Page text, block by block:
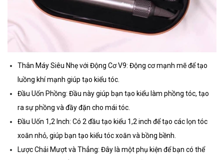
Thân Máy Siêu Nhẹ với Động Cơ V9: Động cơ mạnh mẽ để tạo
luồng khí mạnh giúp tạo kiểu tóc.
Đầu Uốn Phồng: Đầu này giúp bạn tạo kiểu làm phồng tóc, tạo
ra sự phồng và đầy đặn cho mái tóc.
Đầu Uốn 1,2 Inch: Có 2 đầu tạo kiểu 1,2 inch để tạo các lọn tóc
xoăn nhỏ, giúp bạn tạo kiểu tóc xoăn và bồng bềnh.
Lược Chải Mượt và Thẳng: Đây là một phụ kiện để bạn có thể